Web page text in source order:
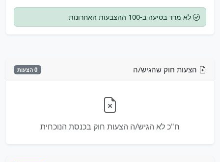
לא מרד בסיעה ב-100 ההצבעות האחרונות
הצעות חוק שהגיש/ה 0 הצעות
ח"כ לא הגיש/ה הצעות חוק בכנסת הנוכחית